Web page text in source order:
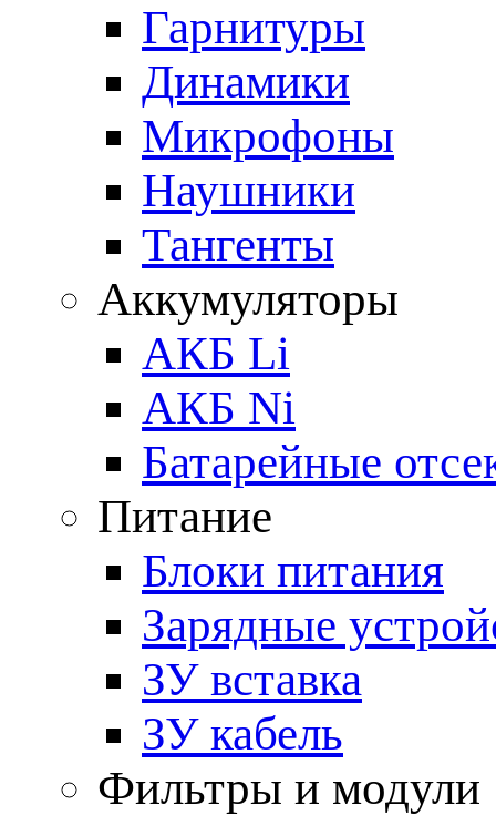
Гарнитуры
Динамики
Микрофоны
Наушники
Тангенты
Аккумуляторы
АКБ Li
АКБ Ni
Батарейные
Питание
Блоки питания
Зарядные
ЗУ вставка
ЗУ кабель
Фильтры и модули